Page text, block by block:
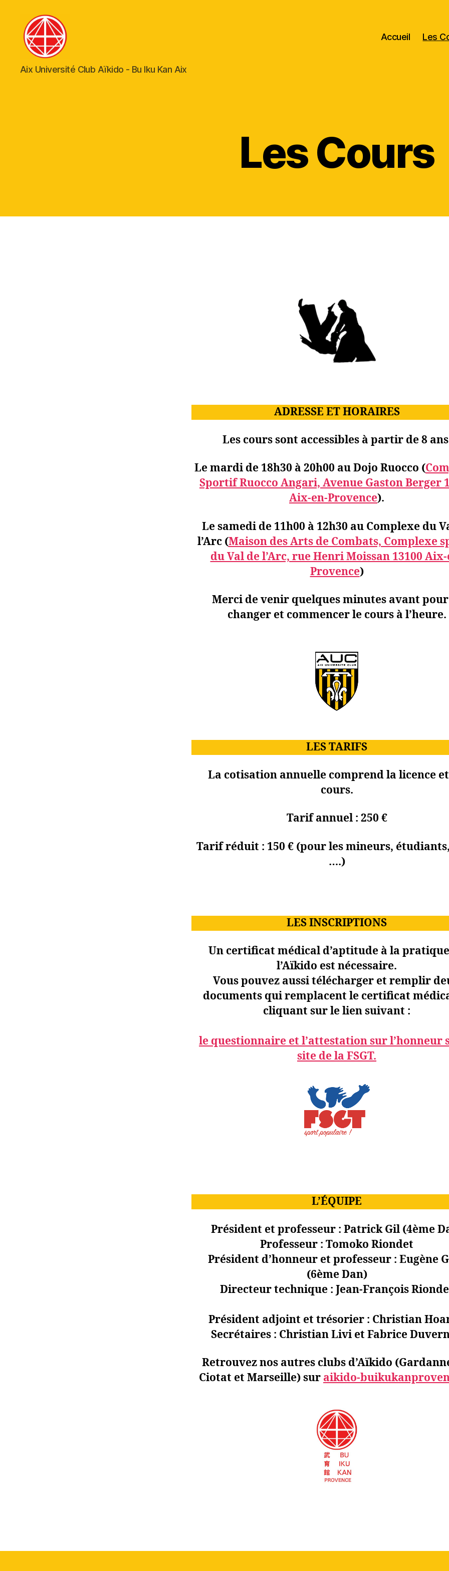
Aïkido
Aix-
Aix Université Club Aïkido - Bu Iku Kan Aix
Accueil Les
Les Cours
ADRESSE ET HORAIRES
Les cours sont accessibles à partir de 8
Lemardi de 18h30 à 20h00 au Dojo Ruocco (
Sportif Ruocco Angari, Avenue Gaston Berger
Aix-en-Provence).
Lesamedi de 11h00 à 12h30 au Complexe du
l’Arc (Maison des Arts de Combats, Complexe
du Val de l’Arc, rue Henri Moissan 13100
Provence)
Merci de venir quelques minutes avant pour
changer et commencer le cours à l’heure.
LES TARIFS
La cotisation annuelle comprend la licence
cours.
Tarif annuel : 250 €
Tarif réduit : 150 € (pour les mineurs, étudiants,
….)
LES INSCRIPTIONS
Un certificat médical d’aptitude à la
l’Aïkido est nécessaire.
Vous pouvez aussi télécharger et remplir
documents qui remplacent le certificat
cliquant sur le lien suivant :
le questionnaire et l’attestation sur l’honneur
site de la FSGT.
L’ÉQUIPE
Président et professeur : Patrick Gil (4ème
Professeur : Tomoko Riondet
Président d’honneur et professeur : Eugène
(6ème Dan)
Directeur technique : Jean-François
Président adjoint et trésorier : Christian
Secrétaires : Christian Livi et Fabrice
Retrouvez nos autres clubs d’Aïkido
Ciotat et Marseille) sur aikido-